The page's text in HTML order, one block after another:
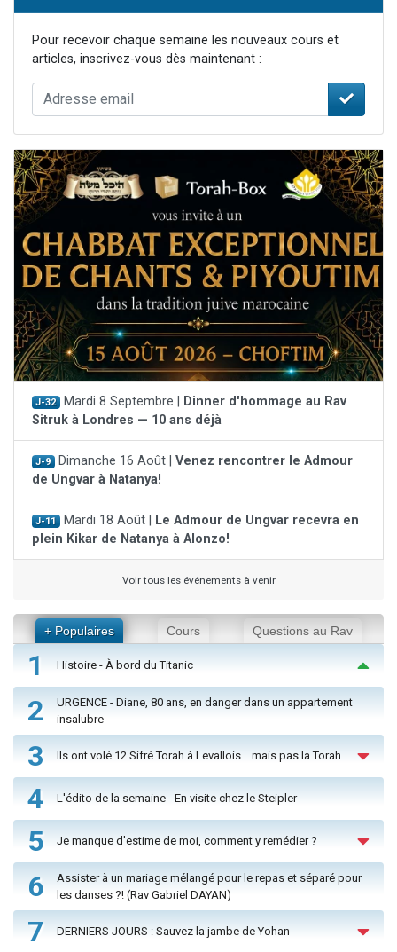
Pour recevoir chaque semaine les nouveaux cours et
articles, inscrivez-vous dès maintenant :
J-32 Mardi 8 Septembre |
Dinner d'hommage au Rav
Sitruk à Londres — 10 ans déjà
J-9 Dimanche 16 Août | Venez rencontrer le Admour
de Ungvar à Natanya!
J-11 Mardi 18 Août |
Le Admour de Ungvar recevra en
plein Kikar de Natanya à Alonzo!
Voir tous les événements à venir
+ Populaires Cours Questions au Rav
1 Histoire - À bord du Titanic
2
URGENCE - Diane, 80 ans, en danger dans un appartement
insalubre
3 Ils ont volé 12 Sifré Torah à Levallois… mais pas la Torah
4 L'édito de la semaine - En visite chez le Steipler
5 Je manque d'estime de moi, comment y remédier ?
6
Assister à un mariage mélangé pour le repas et séparé pour
les danses ?! (Rav Gabriel DAYAN)
7 DERNIERS JOURS : Sauvez la jambe de Yohan